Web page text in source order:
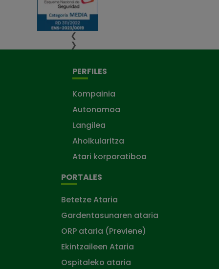
❮
❯
PERFILES
Kompainia
Autonomoa
Langilea
Aholkularitza
Atari korporatiboa
PORTALES
Betetze Ataria
Gardentasunaren ataria
ORP ataria (Previene)
Ekintzaileen Ataria
Ospitaleko ataria